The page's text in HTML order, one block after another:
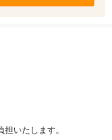
いたします。